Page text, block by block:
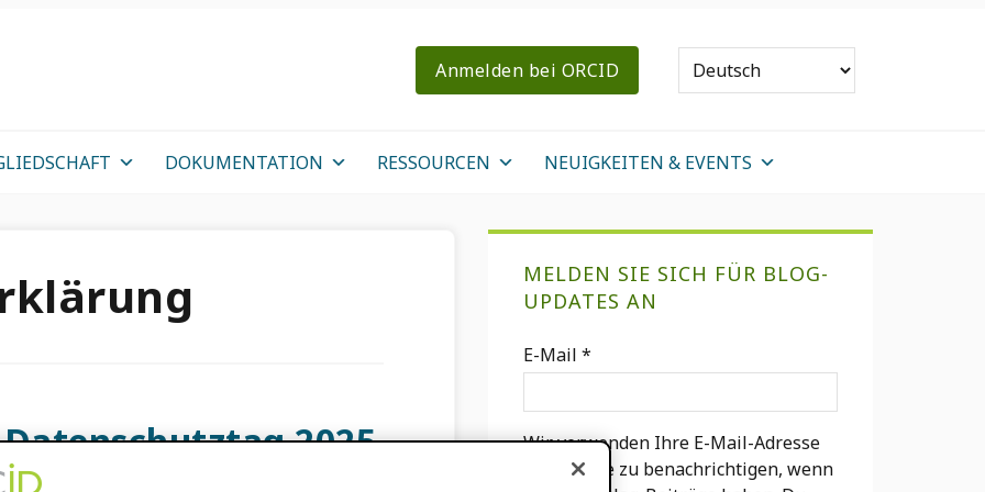
Anmelden bei ORCID
DOKUMENTATION RESSOURCEN NEUIGKEITEN & EVENTS
2025
Sidebar
MELDEN SIE SICH FÜR BLOG-
UPDATES AN
E-Mail *
Wir verwenden Ihre E-Mail-Adresse
nur, um Sie zu benachrichtigen, wenn